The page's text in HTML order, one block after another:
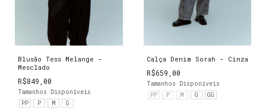
Blusão Tess Melange -
Mesclado
R$849,00
Tamanhos Disponíveis
PP
P M G
Calça Denim Sorah - Cinza
R$659,00
Tamanhos Disponíveis
PP
P M G GG